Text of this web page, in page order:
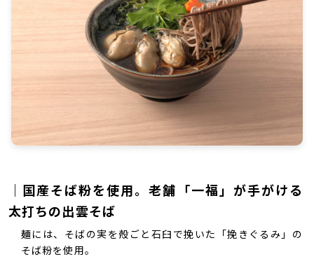
｜国産そば粉を使用。老舗「一福」が手がける
太打ちの出雲そば
麺には、そばの実を殻ごと石臼で挽いた「挽きぐるみ」の
そば粉を使用。